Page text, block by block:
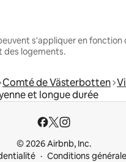
s'appliquer en fonction
des logements.
Comté de Västerbotten
et longue durée
© 2026 Airbnb, Inc.
Conditions